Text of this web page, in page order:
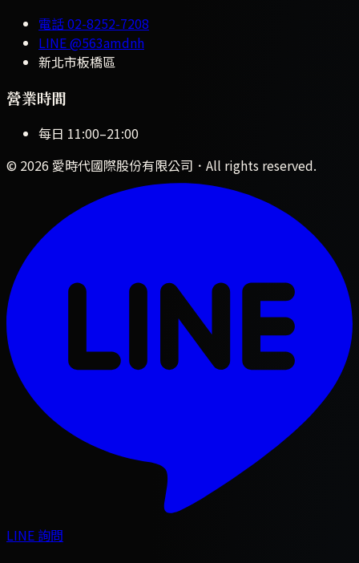
電話02-8252-7208
LINE@563amdnh
新北市板橋區
營業時間
每日 11:00–21:00
© 2026 愛時代國際股份有限公司 ．All rights reserved.
LINE 詢問